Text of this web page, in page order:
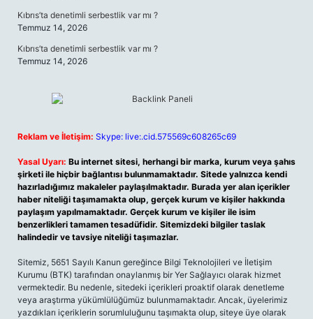
Kıbrıs’ta denetimli serbestlik var mı ?
Temmuz 14, 2026
Kıbrıs’ta denetimli serbestlik var mı ?
Temmuz 14, 2026
Reklam ve İletişim: Skype: live:.cid.575569c608265c69
Yasal Uyarı: Bu internet sitesi, herhangi bir marka, kurum veya şahıs
şirketi ile hiçbir bağlantısı bulunmamaktadır. Sitede yalnızca kendi
hazırladığımız makaleler paylaşılmaktadır. Burada yer alan içerikler
haber niteliği taşımamakta olup, gerçek kurum ve kişiler hakkında
paylaşım yapılmamaktadır. Gerçek kurum ve kişiler ile isim
benzerlikleri tamamen tesadüfidir. Sitemizdeki bilgiler taslak
halindedir ve tavsiye niteliği taşımazlar.
Sitemiz, 5651 Sayılı Kanun gereğince Bilgi Teknolojileri ve İletişim
Kurumu (BTK) tarafından onaylanmış bir Yer Sağlayıcı olarak hizmet
vermektedir. Bu nedenle, sitedeki içerikleri proaktif olarak denetleme
veya araştırma yükümlülüğümüz bulunmamaktadır. Ancak, üyelerimiz
yazdıkları içeriklerin sorumluluğunu taşımakta olup, siteye üye olarak